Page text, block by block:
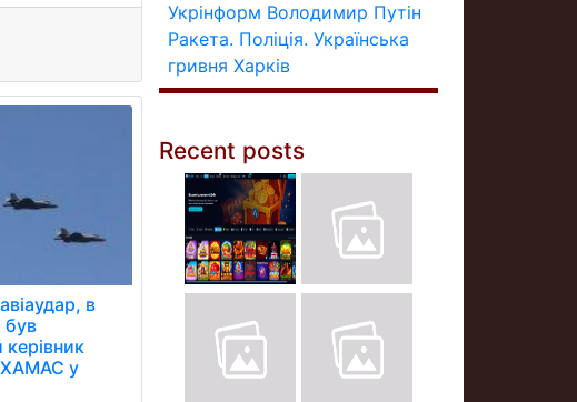
в
був
керівник
ХАМАС у
Укрінформ Володимир Путін
Ракета. Поліція. Українська
гривня Харків
Recent posts